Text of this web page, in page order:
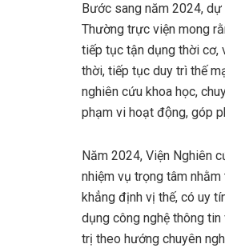
Bước sang năm 2024,
Thường trực viện mong
tiếp tục tận dụng thời cơ,
thời, tiếp tục duy trì thế
nghiên cứu khoa học,
phạm vi hoạt động, góp
Năm 2024, Viện Nghiên
nhiệm vụ trọng tâm
khẳng định vị thế, có uy
dụng công nghệ thông
trị theo hướng chuyên